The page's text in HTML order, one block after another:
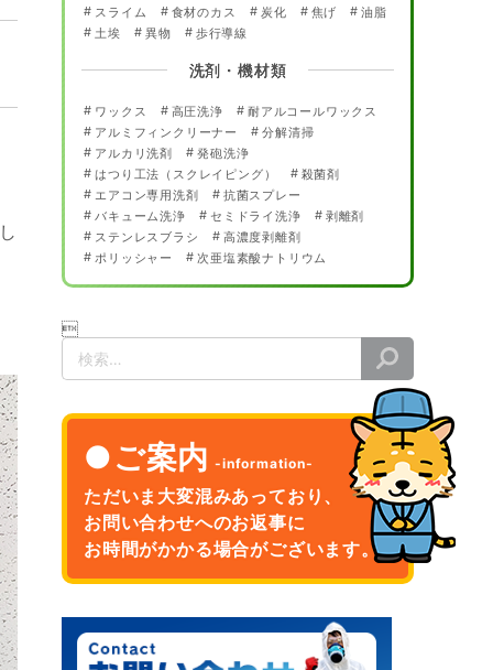
スライム
食材のカス 炭化 焦げ
油脂
土埃
異物 歩行導線
洗剤・機材類
ワックス 高圧洗浄
耐アルコールワックス
アルミフィンクリーナー
分解清掃
アルカリ洗剤
発砲洗浄
はつり工法（スクレイピング）
殺菌剤
エアコン専用洗剤
抗菌スプレー
バキューム洗浄
セミドライ洗浄
剥離剤
ステンレスブラシ
高濃度剥離剤
ポリッシャー
次亜塩素酸ナトリウム

検
ご案内
ただいま大変混みあっており、
お問い合わせへのお返事に
お時間がかかる場合がございます。